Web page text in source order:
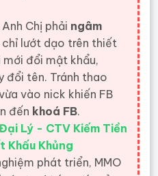
Chị phải ngâm
chỉ lướt dạo trên thiết
mới đổi mật khẩu,
đổi tên. Tránh thao
vào nick khiến FB
đến khoá FB.
Lý - CTV Kiếm Tiền
Khấu Khủng
phát triển, MMO